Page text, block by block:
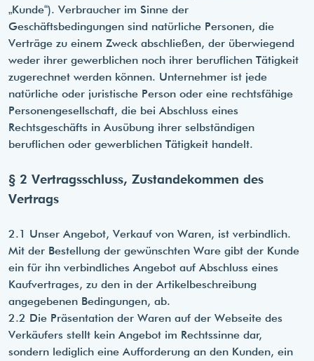
„Kunde“). Verbraucher im Sinne der
Geschäftsbedingungen sind natürliche Personen, die
Verträge zu einem Zweck abschließen, der überwiegend
weder ihrer gewerblichen noch ihrer beruflichen Tätigkeit
zugerechnet werden können. Unternehmer ist jede
natürliche oder juristische Person oder eine rechtsfähige
Personengesellschaft, die bei Abschluss eines
Rechtsgeschäfts in Ausübung ihrer selbständigen
beruflichen oder gewerblichen Tätigkeit handelt.
§ 2 Vertragsschluss, Zustandekommen des
Vertrags
2.1 Unser Angebot, Verkauf von Waren, ist verbindlich.
Mit der Bestellung der gewünschten Ware gibt der Kunde
ein für ihn verbindliches Angebot auf Abschluss eines
Kaufvertrages, zu den in der Artikelbeschreibung
angegebenen Bedingungen, ab.
2.2 Die Präsentation der Waren auf der Webseite des
Verkäufers stellt kein Angebot im Rechtssinne dar,
sondern lediglich eine Aufforderung an den Kunden, ein